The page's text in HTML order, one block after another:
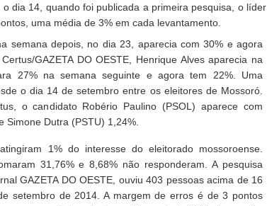
dia 14, quando foi publicada a primeira pesquisa, o líder
uma média de 3% em cada levantamento.
semana depois, no dia 23, aparecia com 30% e agora
GAZETA DO OESTE, Henrique Alves aparecia na
27% na semana seguinte e agora tem 22%. Uma
o dia 14 de setembro entre os eleitores de Mossoró.
o candidato Robério Paulino (PSOL) aparece com
Simone Dutra (PSTU) 1,24%.
1% do interesse do eleitorado mossoroense.
31,76% e 8,68% não responderam. A pesquisa
GAZETA DO OESTE, ouviu 403 pessoas acima de 16
setembro de 2014. A margem de erros é de 3 pontos